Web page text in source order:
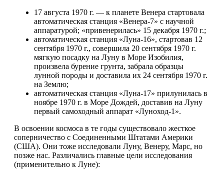
17 августа 1970 г. — к планете Венера стартовала
автоматическая станция «Венера-7» с научной
аппаратурой; «привенерилась» 15 декабря 1970 г.;
автоматическая станция «Луна-16», стартовав 12
сентября 1970 г., совершила 20 сентября 1970 г.
мягкую посадку на Луну в Море Изобилия,
произвела бурение грунта, забрала образцы
лунной породы и доставила их 24 сентября 1970 г.
на Землю;
автоматическая станция «Луна-17» прилунилась в
ноябре 1970 г. в Море Дождей, доставив на Луну
первый самоходный аппарат «Луноход-1».
В освоении космоса в те годы существовало жесткое
соперничество с Соединенными Штатами Америки
(США). Они тоже исследовали Луну, Венеру, Марс, но
позже нас. Различались главные цели исследования
(применительно к Луне):